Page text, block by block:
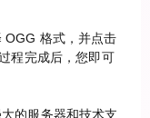
OGG 格式，并点击
程完成后，您即可
的服务器和技术支